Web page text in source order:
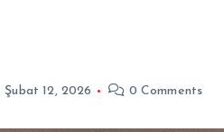
Şubat 12, 2026 0 Comments